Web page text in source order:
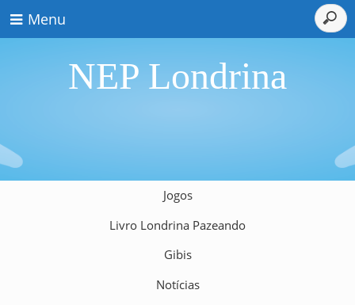
Menu
NEP Londrina
Jogos
Livro Londrina Pazeando
Gibis
Notícias